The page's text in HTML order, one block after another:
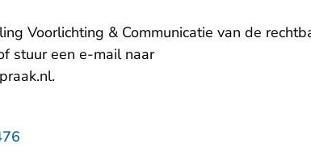
Voorlichting & Communicatie van de
stuur een e-mail naar